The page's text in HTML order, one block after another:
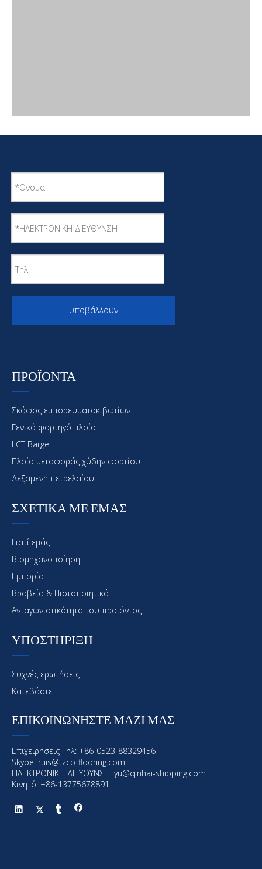
Προηγούμενος:
Θαλάσσια επίστρωση
υποβάλλουν
ΠΡΟΪΟΝΤΑ
Σκάφος εμπορευματοκιβωτίων
Γενικό φορτηγό πλοίο
LCT Barge
Πλοίο μεταφοράς χύδην φορτίου
Δεξαμενή πετρελαίου
ΣΧΕΤΙΚΑ ΜΕ ΕΜΑΣ
Γιατί εμάς
Βιομηχανοποίηση
Εμπορία
Βραβεία & Πιστοποιητικά
Ανταγωνιστικότητα του προϊόντος
ΥΠΟΣΤΗΡΙΞΗ
Συχνές ερωτήσεις
Κατεβάστε
ΕΠΙΚΟΙΝΩΝΗΣΤΕ ΜΑΖΙ ΜΑΣ
Επιχειρήσεις Τηλ: +86-0523-88329456
Skype: ruis@tzcp-flooring.com
ΗΛΕΚΤΡΟΝΙΚΗ ΔΙΕΥΘΥΝΣΗ: yu@qinhai-shipping.com
Κινητό. +86-13775678891